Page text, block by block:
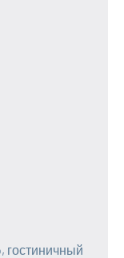
гостиничный